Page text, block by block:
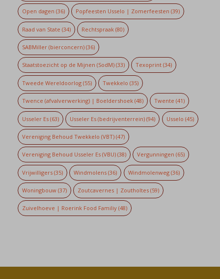
Open dagen (36) Popfeesten Usselo | Zomerfeesten (39)
Raad van State (34) Rechtspraak (80)
SABMiller (bierconcern)(36)
Staatstoezicht op de Mijnen (SodM)(33) Texoprint (34)
Tweede Wereldoorlog(55) Twekkelo (35)
Twence (afvalverwerking) | Boeldershoek(48) Twente (41)
Usseler Es(63) Usseler Es (bedrijventerrein) (94) Usselo (45)
Vereniging Behoud Twekkelo (VBT)(47)
Vereniging Behoud Usseler Es (VBU)(38) Vergunningen (65)
Vrijwilligers(35) Windmolens (36) Windmolenweg(36)
Woningbouw(37) Zoutcavernes | Zoutholtes (59)
Zuivelhoeve | Roerink Food Familiy(48)